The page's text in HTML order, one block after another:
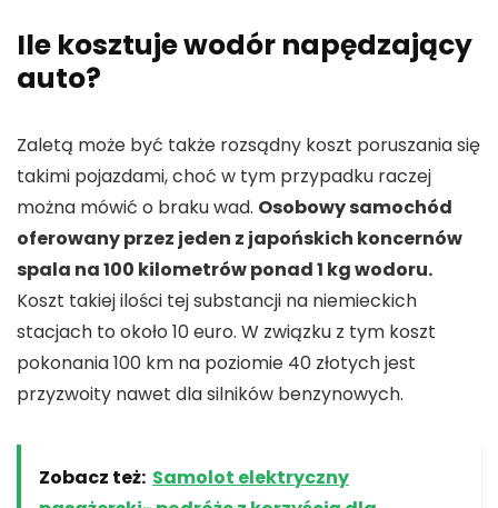
Ile kosztuje wodór napędzający
auto?
Zaletą może być także rozsądny koszt poruszania się
takimi pojazdami, choć w tym przypadku raczej
można mówić o braku wad. Osobowy samochód
oferowany przez jeden z japońskich koncernów
spala na 100 kilometrów ponad 1 kg wodoru.
Koszt takiej ilości tej substancji na niemieckich
stacjach to około 10 euro. W związku z tym koszt
pokonania 100 km na poziomie 40 złotych jest
przyzwoity nawet dla silników benzynowych.
Zobacz też: Samolot elektryczny